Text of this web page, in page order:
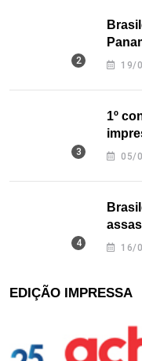
nos19/
1º
Texas
05/
16/
EDIÇÃO IMPRESSA